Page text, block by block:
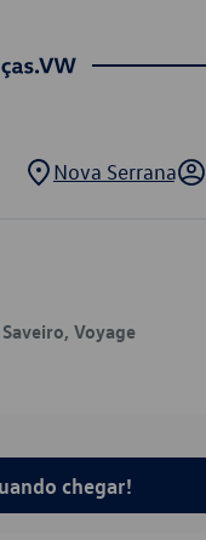
Nova Serrana
Voyage
chegar!